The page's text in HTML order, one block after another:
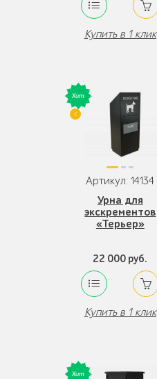
Купить в 1 клик
Артикул: 14134
Урна для
экскрементов
«Терьер»
22 000 руб.
Купить в 1 клик